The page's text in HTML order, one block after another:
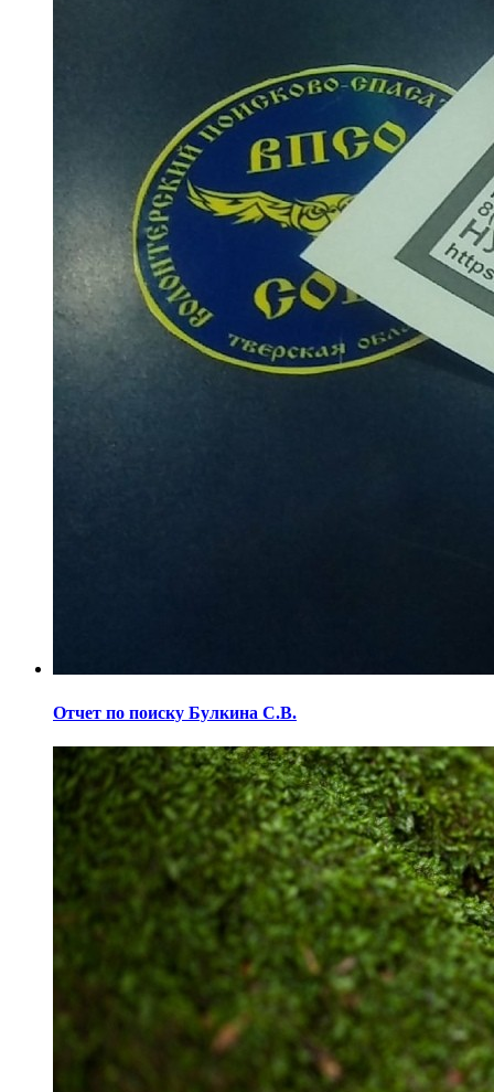
Отчет по поиску Булкина С.В.